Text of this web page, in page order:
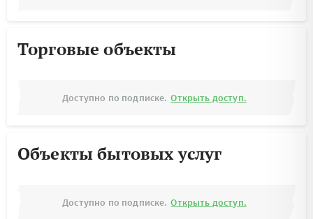
Торговые объекты
Доступно по подписке. Открыть доступ.
Объекты бытовых услуг
Доступно по подписке. Открыть доступ.